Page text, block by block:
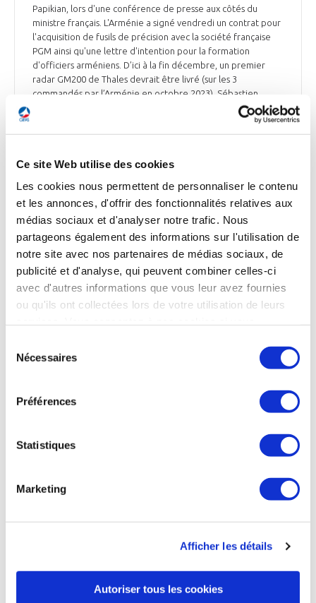
Ce site Web utilise des cookies
Les cookies nous permettent de personnaliser le contenu
et les annonces, d'offrir des fonctionnalités relatives aux
médias sociaux et d'analyser notre trafic. Nous
partageons également des informations sur l'utilisation de
notre site avec nos partenaires de médias sociaux, de
publicité et d'analyse, qui peuvent combiner celles-ci
avec d'autres informations que vous leur avez fournies
ou qu'ils ont collectées lors de votre utilisation de leurs
Nécessaires
Préférences
Statistiques
Marketing
Afficher les détails
Autoriser tous les cookies
Papikian, lors d'une conférence de presse aux côtés du
ministre français. L'Arménie a signé vendredi un contrat pour
l'acquisition de fusils de précision avec la société française
PGM ainsi qu'une lettre d'intention pour la formation
d'officiers arméniens. D’ici à la fin décembre, un premier
radar GM200 de Thales devrait être livré (sur les 3
commandés par l’Arménie en octobre 2023). Sébastien
Lecornu a confirmé que la France allait déployer un
conseiller militaire spécialiste de la défense sol-air pour
aider l'Arménie à se protéger « d'éventuelles frappes de
DÉFENSE
La Hongrie doit approuver ce lundi l’adhésion
de la Suède à l’OTAN
Le Parlement hongrois s'apprête, ce lundi, à approuver
l'accession de la Suède à l'OTAN. Depuis le feu vert de la
pays de l'Alliance atlantique qui devait valider l’adhésion de
la Suède. Le Fidesz, parti d'Orban largement majoritaire à
Ensemble de la presse du 26 février
Depuis 2021, les Etats-Unis ont vendu pour
commande de Taipei portant sur l'équipement et le soutien
première vente d'armes approuvée en 2024 par les Etats-